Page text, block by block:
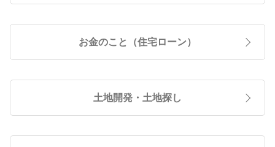
お金のこと（住宅ローン）
土地開発・土地探し